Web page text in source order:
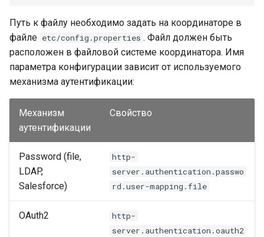
Путь к файлу необходимо задать на координаторе в
файле etc/config.properties . Файл должен быть
расположен в файловой системе координатора. Имя
параметра конфигурации зависит от используемого
механизма аутентификации:
Механизм
аутентификации
Свойство
Password (file,
LDAP,
Salesforce)
http-
server.authentication.passwo
rd.user-mapping.file
OAuth2
http-
server.authentication.oauth2